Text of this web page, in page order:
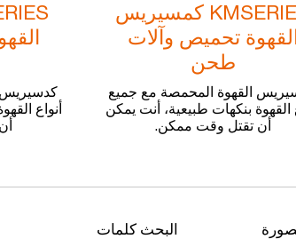
KMSERIES كمسيريس
تحميص وآلات
طحن
القهوة المحمصة مع جميع
القهوة بنكهات طبيعية، أنت يمكن
أن تقتل وقت ممكن.
كدسيريس
أنواع
البحث كلمات